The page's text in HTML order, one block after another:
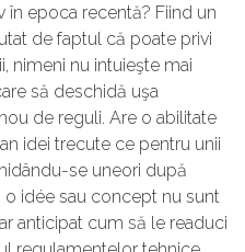
în epoca recentă? Fiind un
de faptul că poate privi
nimeni nu intuieşte mai
să deschidă uşa
de reguli. Are o abilitate
idei trecute ce pentru unii
se uneori după
idée sau concept nu sunt
anticipat cum să le readuci